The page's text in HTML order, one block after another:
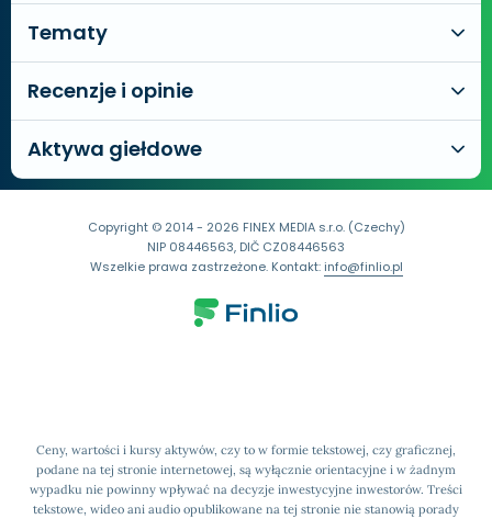
Tematy
Recenzje i opinie
Aktywa giełdowe
Ceny, wartości i kursy aktywów, czy to w formie tekstowej, czy graficznej,
podane na tej stronie internetowej, są wyłącznie orientacyjne i w żadnym
wypadku nie powinny wpływać na decyzje inwestycyjne inwestorów. Treści
tekstowe, wideo ani audio opublikowane na tej stronie nie stanowią porady
Copyright © 2014 - 2026 FINEX MEDIA s.r.o. (Czechy)
NIP 08446563, DIČ CZ08446563
Wszelkie prawa zastrzeżone. Kontakt:info@finlio.pl